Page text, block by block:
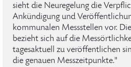
sieht die Neuregelung die
Ankündigung und
kommunalen Messstellen vor.
bezieht sich auf die
tagesaktuell zu veröffentlichen
die genauen Messzeitpunkte."